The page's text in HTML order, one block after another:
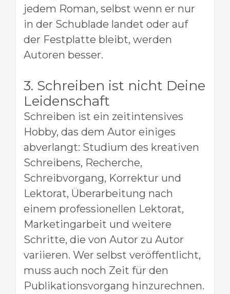
jedem Roman, selbst wenn er nur
in der Schublade landet oder auf
der Festplatte bleibt, werden
Autoren besser.
3. Schreiben ist nicht Deine
Leidenschaft
Schreiben ist ein zeitintensives
Hobby, das dem Autor einiges
abverlangt: Studium des kreativen
Schreibens, Recherche,
Schreibvorgang, Korrektur und
Lektorat, Überarbeitung nach
einem professionellen Lektorat,
Marketingarbeit und weitere
Schritte, die von Autor zu Autor
variieren. Wer selbst veröffentlicht,
muss auch noch Zeit für den
Publikationsvorgang hinzurechnen.